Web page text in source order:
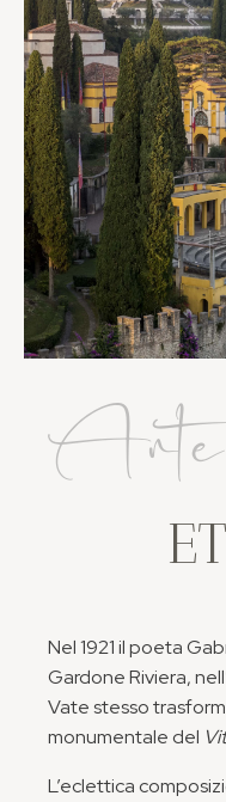
Arte
Nel 1921 il poeta
Gardone Riviera,
Vate stesso
monumentale del
L’eclettica